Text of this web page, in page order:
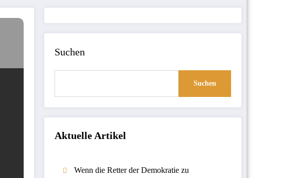
Suchen
Suchen
Aktuelle Artikel
Wenn die Retter der Demokratie zu